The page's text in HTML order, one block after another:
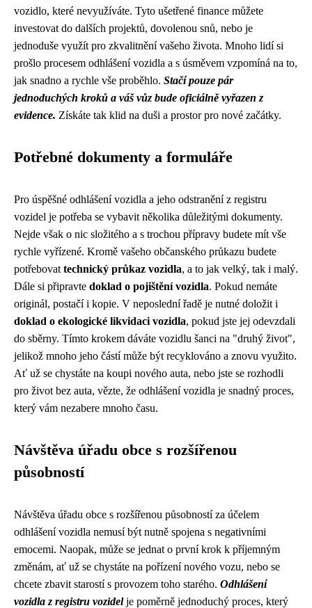
vozidlo, které nevyužíváte. Tyto ušetřené finance můžete
investovat do dalších projektů, dovolenou snů, nebo je
jednoduše využít pro zkvalitnění vašeho života. Mnoho lidí si
prošlo procesem odhlášení vozidla a s úsměvem vzpomíná na to,
jak snadno a rychle vše proběhlo. Stačí pouze pár
jednoduchých kroků a váš vůz bude oficiálně vyřazen z
evidence. Získáte tak klid na duši a prostor pro nové začátky.
Potřebné dokumenty a formuláře
Pro úspěšné odhlášení vozidla a jeho odstranění z registru
vozidel je potřeba se vybavit několika důležitými dokumenty.
Nejde však o nic složitého a s trochou přípravy budete mít vše
rychle vyřízené. Kromě vašeho občanského průkazu budete
potřebovat technický průkaz vozidla, a to jak velký, tak i malý.
Dále si připravte doklad o pojištění vozidla. Pokud nemáte
originál, postačí i kopie. V neposlední řadě je nutné doložit i
doklad o ekologické likvidaci vozidla, pokud jste jej odevzdali
do sběrny. Tímto krokem dáváte vozidlu šanci na "druhý život",
jelikož mnoho jeho částí může být recyklováno a znovu využito.
Ať už se chystáte na koupi nového auta, nebo jste se rozhodli
pro život bez auta, vězte, že odhlášení vozidla je snadný proces,
který vám nezabere mnoho času.
Návštěva úřadu obce s rozšířenou
působností
Návštěva úřadu obce s rozšířenou působností za účelem
odhlášení vozidla nemusí být nutně spojena s negativními
emocemi. Naopak, může se jednat o první krok k příjemným
změnám, ať už se chystáte na pořízení nového vozu, nebo se
chcete zbavit starostí s provozem toho starého. Odhlášení
vozidla z registru vozidelje poměrně jednoduchý proces, který